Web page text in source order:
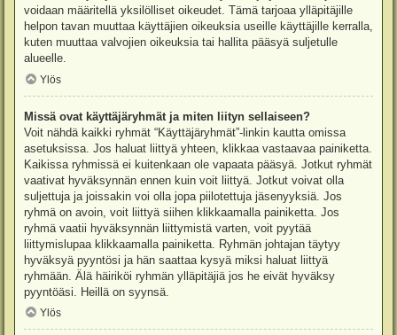
voidaan määritellä yksilölliset oikeudet. Tämä tarjoaa ylläpitäjille
helpon tavan muuttaa käyttäjien oikeuksia useille käyttäjille kerralla,
kuten muuttaa valvojien oikeuksia tai hallita pääsyä suljetulle
alueelle.
Ylös
Missä ovat käyttäjäryhmät ja miten liityn sellaiseen?
Voit nähdä kaikki ryhmät “Käyttäjäryhmät”-linkin kautta omissa
asetuksissa. Jos haluat liittyä yhteen, klikkaa vastaavaa painiketta.
Kaikissa ryhmissä ei kuitenkaan ole vapaata pääsyä. Jotkut ryhmät
vaativat hyväksynnän ennen kuin voit liittyä. Jotkut voivat olla
suljettuja ja joissakin voi olla jopa piilotettuja jäsenyyksiä. Jos
ryhmä on avoin, voit liittyä siihen klikkaamalla painiketta. Jos
ryhmä vaatii hyväksynnän liittymistä varten, voit pyytää
liittymislupaa klikkaamalla painiketta. Ryhmän johtajan täytyy
hyväksyä pyyntösi ja hän saattaa kysyä miksi haluat liittyä
ryhmään. Älä häiriköi ryhmän ylläpitäjiä jos he eivät hyväksy
pyyntöäsi. Heillä on syynsä.
Ylös